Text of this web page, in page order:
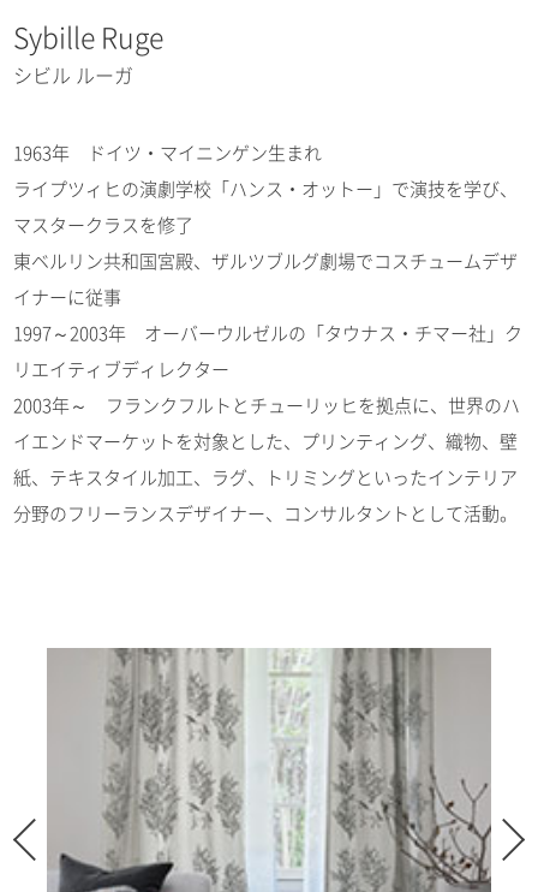
Sybille Ruge
シビル ルーガ
1963年 ドイツ・マイニンゲン生まれ
ライプツィヒの演劇学校「ハンス・オットー」で演技を学び、
マスタークラスを修了
東ベルリン共和国宮殿、ザルツブルグ劇場でコスチュームデザ
イナーに従事
1997～2003年 オーバーウルゼルの「タウナス・チマー社」ク
リエイティブディレクター
2003年～ フランクフルトとチューリッヒを拠点に、世界のハ
イエンドマーケットを対象とした、プリンティング、織物、壁
紙、テキスタイル加工、ラグ、トリミングといったインテリア
分野のフリーランスデザイナー、コンサルタントとして活動。
Previous Next